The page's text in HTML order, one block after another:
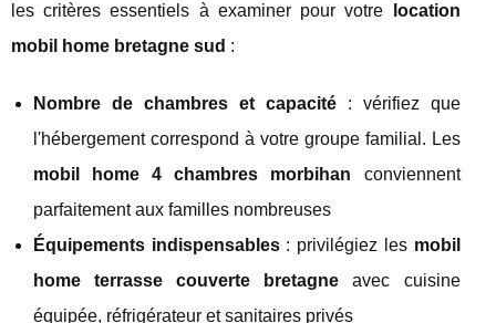
les critères essentiels à examiner pour votre
location
mobil home bretagne sud :
Nombre de chambres et capacité: vérifiez que
l'hébergement correspond à votre groupe familial. Les
mobil home 4 chambres morbihan conviennent
parfaitement aux familles nombreuses
Équipements indispensables: privilégiez les mobil
home terrasse couverte bretagne avec cuisine
équipée, réfrigérateur et sanitaires privés